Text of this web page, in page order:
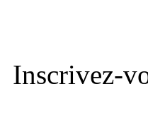
Inscrivez-